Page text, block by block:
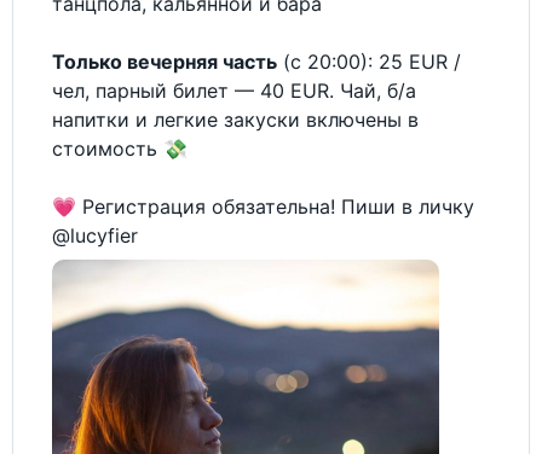
Только вечерняя часть (с 20:00): 25 EUR /
чел, парный билет — 40 EUR. Чай, б/а
напитки и легкие закуски включены в
стоимость 💸
💗 Регистрация обязательна! Пиши в личку
@lucyfier